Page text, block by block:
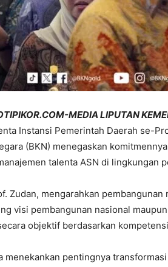
MEDIA LIPUTAN
Instansi Pemerintah Daerah se-
(BKN) menegaskan
talenta ASN di lingkungan
Zudan, mengarahkan
visi pembangunan nasional
objektif berdasarkan
menekankan pentingnya